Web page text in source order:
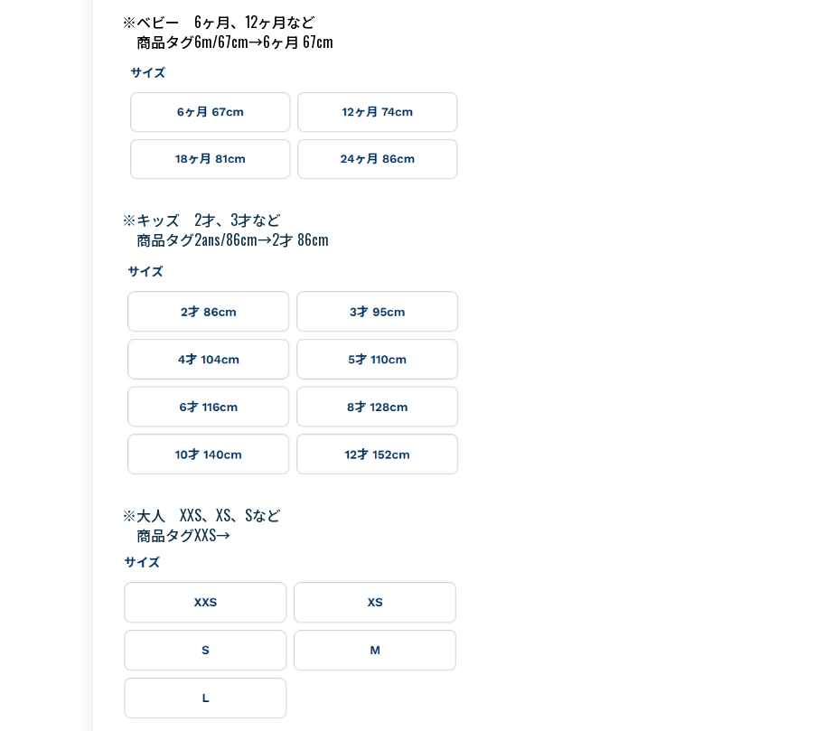
※ベビー 6ヶ月、12ヶ月など
商品タグ6m/67cm→6ヶ月 67cm
※キッズ 2才、3才など
商品タグ2ans/86cm→2才 86cm
※大人 XXS、XS、Sなど
商品タグXXS→